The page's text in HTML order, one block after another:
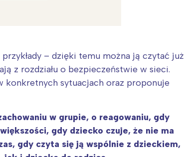
– dzięki temu można ją czytać już
z rozdziału o bezpieczeństwie w sieci.
konkretnych sytuacjach oraz proponuje
w grupie, o reagowaniu, gdy
gdy dziecko czuje, że nie ma
gdy czyta się ją wspólnie z dzieckiem,